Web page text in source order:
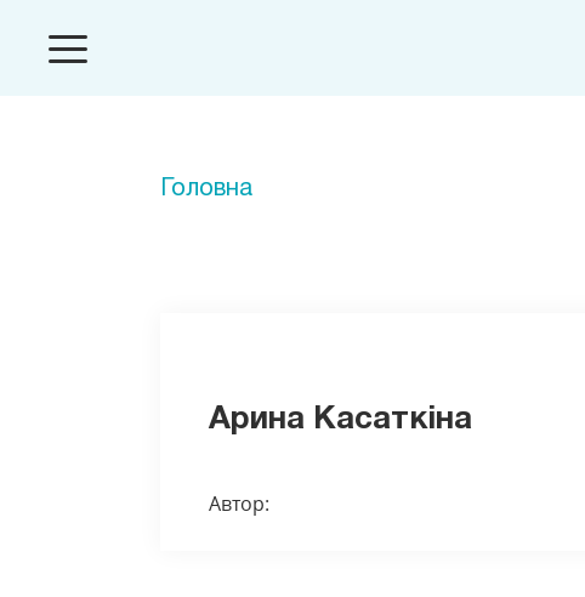
Головна
Арина Касаткіна
Автор: